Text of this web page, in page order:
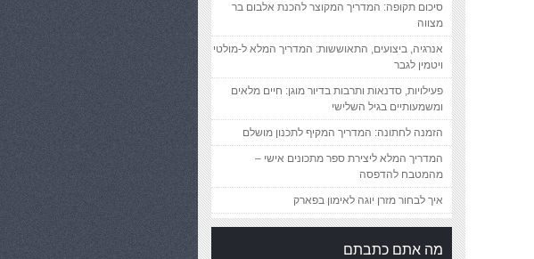
סיכום תקופה: המדריך המקוצר להכנת אלבום בר
מצווה
אנרגיה, ביצועים, התאוששות: המדריך המלא ל-מולטי
ויטמין לגבר
פעילויות, סדנאות ותרבות בדיור מוגן: חיים מלאים
ומשמעותיים בגיל השלישי
הזמנה לחתונה: המדריך המקיף לתכנון מושלם
המדריך המלא ליצירת ספר מתכונים אישי –
מהמטבח להדפסה
איך לבחור מזרן יוגה לאימון בפארק
מה אתם כתבתם